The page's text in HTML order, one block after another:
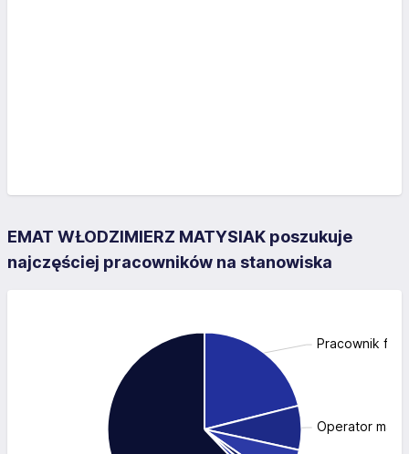
EMAT WŁODZIMIERZ MATYSIAK poszukuje
najczęściej pracowników na stanowiska
Pracownik
Operator